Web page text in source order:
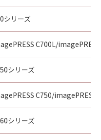
シリーズ
C700L/
シリーズ
C750/imagePRESS
シリーズ